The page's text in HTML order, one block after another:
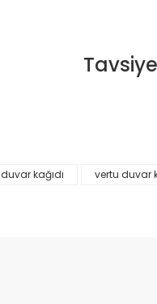
Bu
yetersiz gördüğünüz
kağıdı vertu duvar